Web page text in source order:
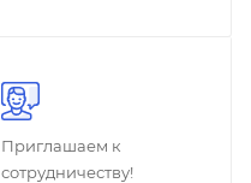
Приглашаем к
сотрудничеству!